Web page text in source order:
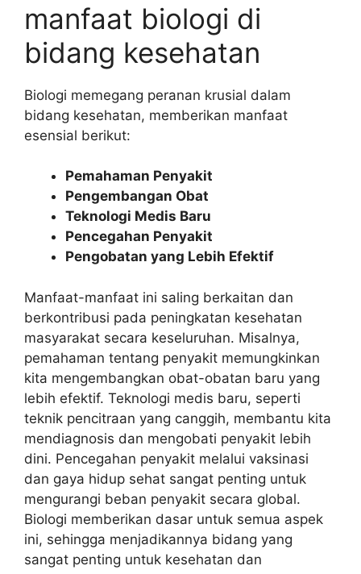
manfaat biologi di
bidang kesehatan
Biologi memegang peranan krusial dalam
bidang kesehatan, memberikan manfaat
esensial berikut:
Pemahaman Penyakit
Pengembangan Obat
Teknologi Medis Baru
Pencegahan Penyakit
Pengobatan yang Lebih Efektif
Manfaat-manfaat ini saling berkaitan dan
berkontribusi pada peningkatan kesehatan
masyarakat secara keseluruhan. Misalnya,
pemahaman tentang penyakit memungkinkan
kita mengembangkan obat-obatan baru yang
lebih efektif. Teknologi medis baru, seperti
teknik pencitraan yang canggih, membantu kita
mendiagnosis dan mengobati penyakit lebih
dini. Pencegahan penyakit melalui vaksinasi
dan gaya hidup sehat sangat penting untuk
mengurangi beban penyakit secara global.
Biologi memberikan dasar untuk semua aspek
ini, sehingga menjadikannya bidang yang
sangat penting untuk kesehatan dan